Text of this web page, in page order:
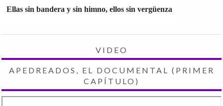
Ellas sin bandera y sin himno, ellos sin vergüenza
VIDEO
APEDREADOS, EL DOCUMENTAL (PRIMER
CAPÍTULO)